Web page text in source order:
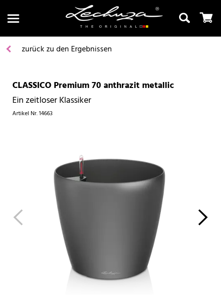
Suchen
zurück zu den Ergebnissen
CLASSICO Premium 70 anthrazit metallic
Ein zeitloser Klassiker
Artikel Nr.14663